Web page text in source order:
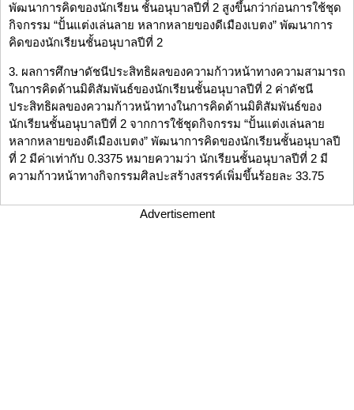
พัฒนาการคิดของนักเรียน ชั้นอนุบาลปีที่ 2 สูงขึ้นกว่าก่อนการใช้ชุด
กิจกรรม “ปั้นแต่งเล่นลาย หลากหลายของดีเมืองเบตง” พัฒนาการ
คิดของนักเรียนชั้นอนุบาลปีที่ 2
3. ผลการศึกษาดัชนีประสิทธิผลของความก้าวหน้าทางความสามารถ
ในการคิดด้านมิติสัมพันธ์ของนักเรียนชั้นอนุบาลปีที่ 2 ค่าดัชนี
ประสิทธิผลของความก้าวหน้าทางในการคิดด้านมิติสัมพันธ์ของ
นักเรียนชั้นอนุบาลปีที่ 2 จากการใช้ชุดกิจกรรม “ปั้นแต่งเล่นลาย
หลากหลายของดีเมืองเบตง” พัฒนาการคิดของนักเรียนชั้นอนุบาลปี
ที่ 2 มีค่าเท่ากับ 0.3375 หมายความว่า นักเรียนชั้นอนุบาลปีที่ 2 มี
ความก้าวหน้าทางกิจกรรมศิลปะสร้างสรรค์เพิ่มขึ้นร้อยละ 33.75
Advertisement